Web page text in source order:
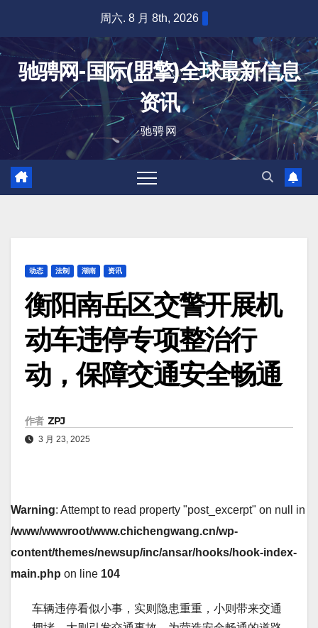
内
周六. 8 月 8th, 2026
驰骋网-国际(盟擎)全球最新信息
资讯
驰骋网
动态 法制 湖南 资讯
衡阳南岳区交警开展机
动车违停专项整治行
动，保障交通安全畅通
作者 ZPJ
3 月 23, 2025
Warning: Attempt to read property "post_excerpt" on null in
/www/wwwroot/www.chichengwang.cn/wp-
content/themes/newsup/inc/ansar/hooks/hook-index-
main.php on line 104
车辆违停看似小事，实则隐患重重，小则带来交通